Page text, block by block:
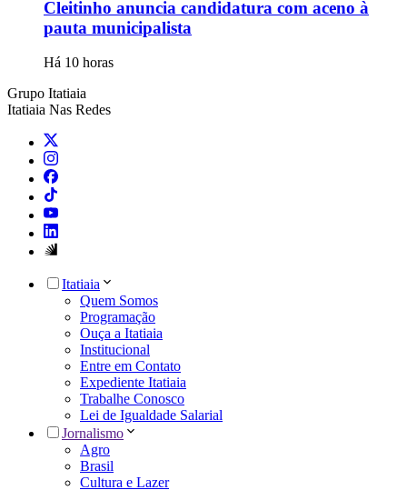
Cleitinho anuncia candidatura com aceno à
pauta municipalista
Há 10 horas
Grupo Itatiaia
Itatiaia Nas Redes
Itatiaia
Quem Somos
Programação
Ouça a Itatiaia
Institucional
Entre em Contato
Expediente Itatiaia
Trabalhe Conosco
Lei de Igualdade Salarial
Jornalismo
Agro
Brasil
Cultura e Lazer